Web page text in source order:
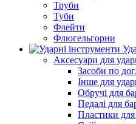
Труби
Туби
Флейти
Флюгельгорни
Аксесуари для
Засоби по
Інше для
Обручі для
Педалі для
Пластики для